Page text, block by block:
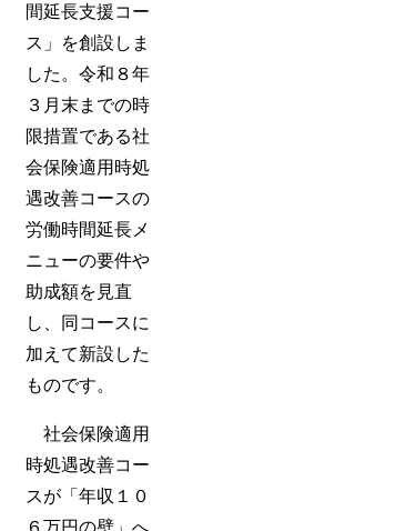
間延長支援コー
ス」を創設しま
した。令和８年
３月末までの時
限措置である社
会保険適用時処
遇改善コースの
労働時間延長メ
ニューの要件や
助成額を見直
し、同コースに
加えて新設した
ものです。
社会保険適用
時処遇改善コー
スが「年収１０
６万円の壁」へ